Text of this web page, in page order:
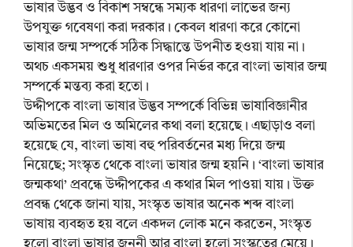
ভাষার উদ্ভব ও বিকাশ সম্বন্ধে সম্যক ধারণা লাভের জন্য
উপযুক্ত গবেষণা করা দরকার। কেবল ধারণা করে কোনো
ভাষার জন্ম সম্পর্কে সঠিক সিদ্ধান্তে উপনীত হওয়া যায় না।
অথচ একসময় শুধু ধারণার ওপর নির্ভর করে বাংলা ভাষার জন্ম
সম্পর্কে মন্তব্য করা হতো।
উদ্দীপকে বাংলা ভাষার উদ্ভব সম্পর্কে বিভিন্ন ভাষাবিজ্ঞানীর
অভিমতের মিল ও অমিলের কথা বলা হয়েছে। এছাড়াও বলা
হয়েছে যে, বাংলা ভাষা বহু পরিবর্তনের মধ্য দিয়ে জন্ম
নিয়েছে; সংস্কৃত থেকে বাংলা ভাষার জন্ম হয়নি। ‘বাংলা ভাষার
জন্মকথা’ প্রবন্ধে উদ্দীপকের এ কথার মিল পাওয়া যায়। উক্ত
প্রবন্ধ থেকে জানা যায়, সংস্কৃত ভাষার অনেক শব্দ বাংলা
ভাষায় ব্যবহৃত হয় বলে একদল লোক মনে করতেন, সংস্কৃত
হলো বাংলা ভাষার জননী আর বাংলা হলো সংস্কৃতের মেয়ে।